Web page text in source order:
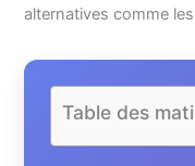
alternatives comme
Table des